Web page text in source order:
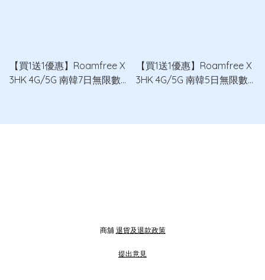
【買1送1優惠】Roamfree X
3HK 4G/5G 南韓7日無限數
【買1送1優惠】Roamfree X
3HK 4G/5G 南韓5日無限數
商舖 退貨及退款政策
提出意見